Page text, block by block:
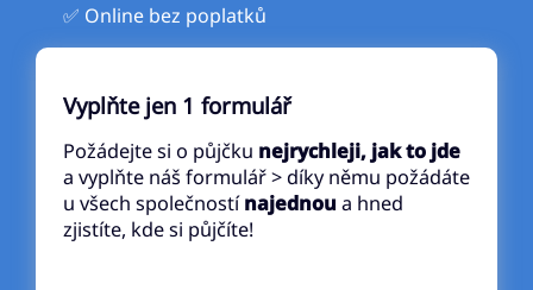
✅ Online bez poplatků
Vyplňte jen 1 formulář
Požádejte si o půjčku nejrychleji, jak to jde
a vyplňte náš formulář > díky němu požádáte
u všech společnostínajednou a hned
zjistíte, kde si půjčíte!